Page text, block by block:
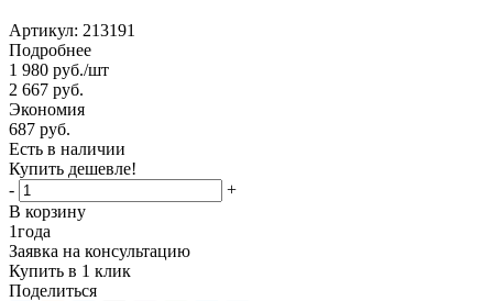
Артикул: 213191
Подробнее
1 980 руб./шт
2 667 руб.
Экономия
687 руб.
Есть в наличии
Купить дешевле!
-
+
В корзину
1года
Заявка на консультацию
Купить в 1 клик
Поделиться